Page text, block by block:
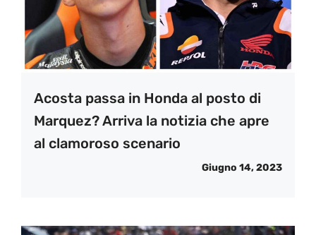
Acosta passa in Honda al posto di
Marquez? Arriva la notizia che apre
al clamoroso scenario
Giugno 14, 2023